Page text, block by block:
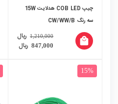
چیپ COB LED هدلایت 15W
سه رنگ CW/WW/B
847,000 ریال
1,210,000 ریال local_mall
15%